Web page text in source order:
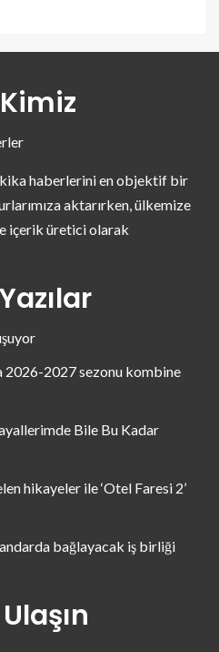
haberlerini en objektif bir
aktarırken, ülkemize
içerik üretici olarak
2026-2027 sezonu kombine
Bile Bu Kadar
hikayeler ile ‘Otel Faresi 2’
bağlayacak iş birliği